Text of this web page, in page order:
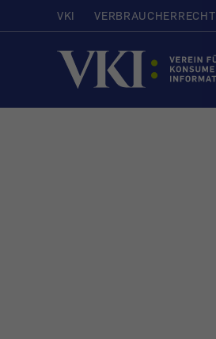
VKI VERBRAUCHERRECHT
Startseite